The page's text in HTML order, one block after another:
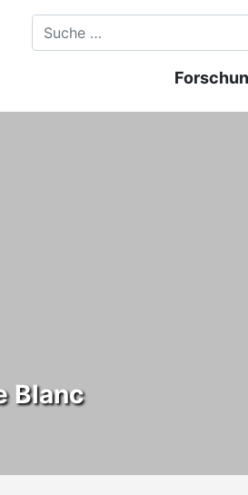
Blanc